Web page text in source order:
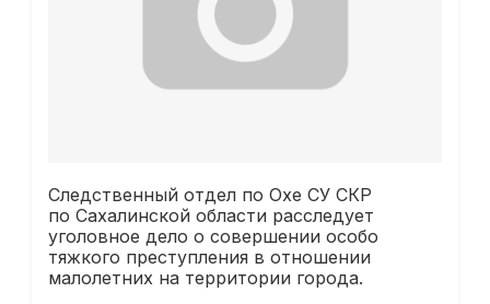
Следственный отдел по Охе СУ СКР
по Сахалинской области расследует
уголовное дело о совершении особо
тяжкого преступления в отношении
малолетних на территории города.